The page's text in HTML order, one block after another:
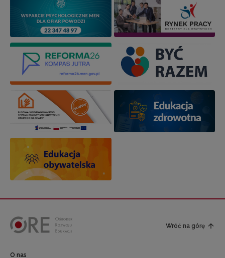
Wróć na górę
O nas